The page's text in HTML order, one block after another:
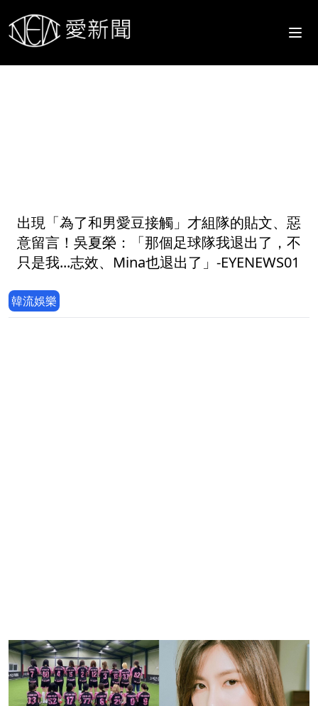
出現「為了和男愛豆接觸」才組隊的貼文、惡
意留言！吳夏榮：「那個足球隊我退出了，不
只是我...志效、Mina也退出了」-EYENEWS01
韓流娛樂